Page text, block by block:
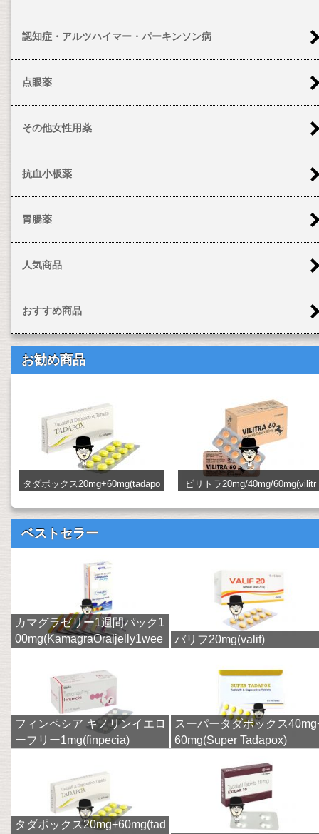
認知症・アルツハイマー・パーキンソン病
点眼薬
その他女性用薬
抗血小板薬
胃腸薬
人気商品
おすすめ商品
お勧め商品
タダポックス20mg+60mg(tadapo
ビリトラ20mg/40mg/60mg(vilitr
ベストセラー
カマグラゼリー1週間パック1
00mg(KamagraOraljelly1wee
バリフ20mg(valif)
フィンペシア キノリンイエロ
ーフリー1mg(finpecia)
スーパータダポックス
60mg(Super Tadapox)
タダポックス20mg+60mg(tad